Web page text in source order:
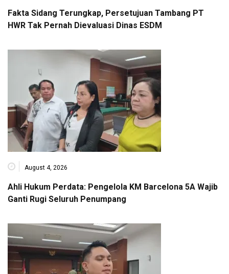
Fakta Sidang Terungkap, Persetujuan Tambang PT
HWR Tak Pernah Dievaluasi Dinas ESDM
August 4, 2026
Ahli Hukum Perdata: Pengelola KM Barcelona 5A Wajib
Ganti Rugi Seluruh Penumpang